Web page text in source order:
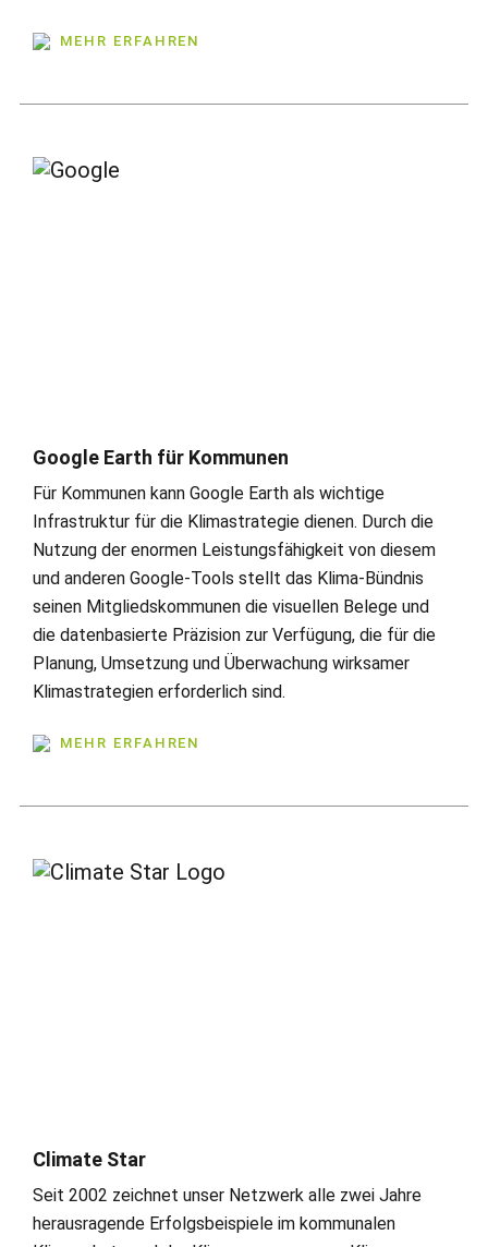
MEHR ERFAHREN
Google Earth für Kommunen
Für Kommunen kann Google Earth als wichtige
Infrastruktur für die Klimastrategie dienen. Durch die
Nutzung der enormen Leistungsfähigkeit von diesem
und anderen Google-Tools stellt das Klima-Bündnis
seinen Mitgliedskommunen die visuellen Belege und
die datenbasierte Präzision zur Verfügung, die für die
Planung, Umsetzung und Überwachung wirksamer
Klimastrategien erforderlich sind.
MEHR ERFAHREN
Climate Star
Seit 2002 zeichnet unser Netzwerk alle zwei Jahre
herausragende Erfolgsbeispiele im kommunalen